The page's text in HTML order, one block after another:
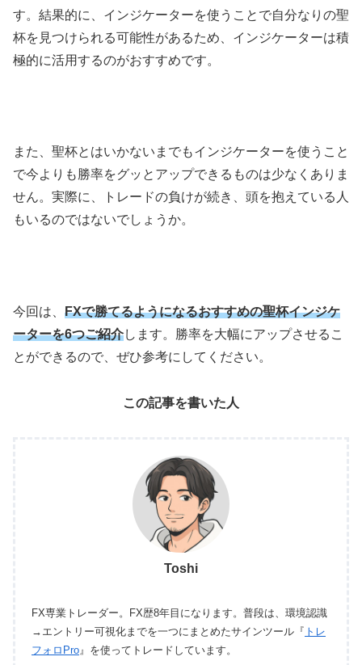
す。結果的に、インジケーターを使うことで自分なりの聖
杯を見つけられる可能性があるため、インジケーターは積
極的に活用するのがおすすめです。
また、聖杯とはいかないまでもインジケーターを使うこと
で今よりも勝率をグッとアップできるものは少なくありま
せん。実際に、トレードの負けが続き、頭を抱えている人
もいるのではないでしょうか。
今回は、 FXで勝てるようになるおすすめの聖杯インジケ
ーターを6つご紹介します。勝率を大幅にアップさせるこ
とができるので、ぜひ参考にしてください。
この記事を書いた人
Toshi
FX専業トレーダー。FX歴8年目になります。普段は、環境認識
→エントリー可視化までを一つにまとめたサインツール『 トレ
フォロPro』を使ってトレードしています。